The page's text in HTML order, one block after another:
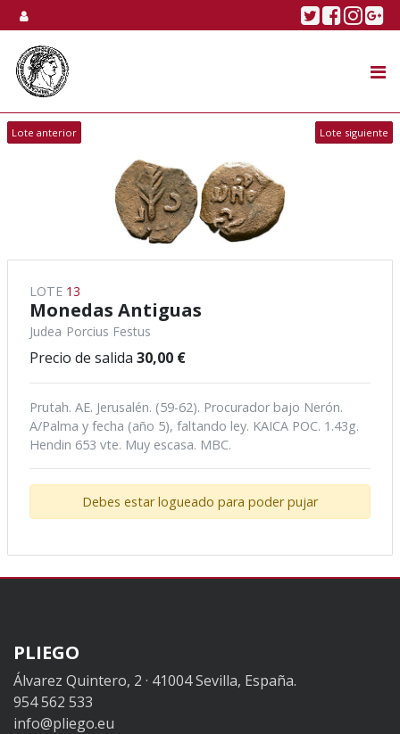
Skip to content Twitter
Lote anterior Lote siguiente
LOTE 13
Monedas Antiguas
Judea Porcius Festus
Precio de salida 30,00 €
Prutah. AE. Jerusalén. (59-62). Procurador bajo Nerón.
A/Palma y fecha (año 5), faltando ley. KAICA POC. 1.43g.
Hendin 653 vte. Muy escasa. MBC.
Debes estar logueado para poder pujar
PLIEGO
Álvarez Quintero, 2 · 41004 Sevilla, España.
954 562 533
info@pliego.eu
TIENDA ONLINE
NOSOTROS